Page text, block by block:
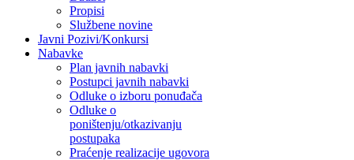
Propisi
Službene novine
Javni Pozivi/Konkursi
Nabavke
Plan javnih nabavki
Postupci javnih nabavki
Odluke o izboru ponuđača
Odluke o
poništenju/otkazivanju
postupaka
Praćenje realizacije ugovora